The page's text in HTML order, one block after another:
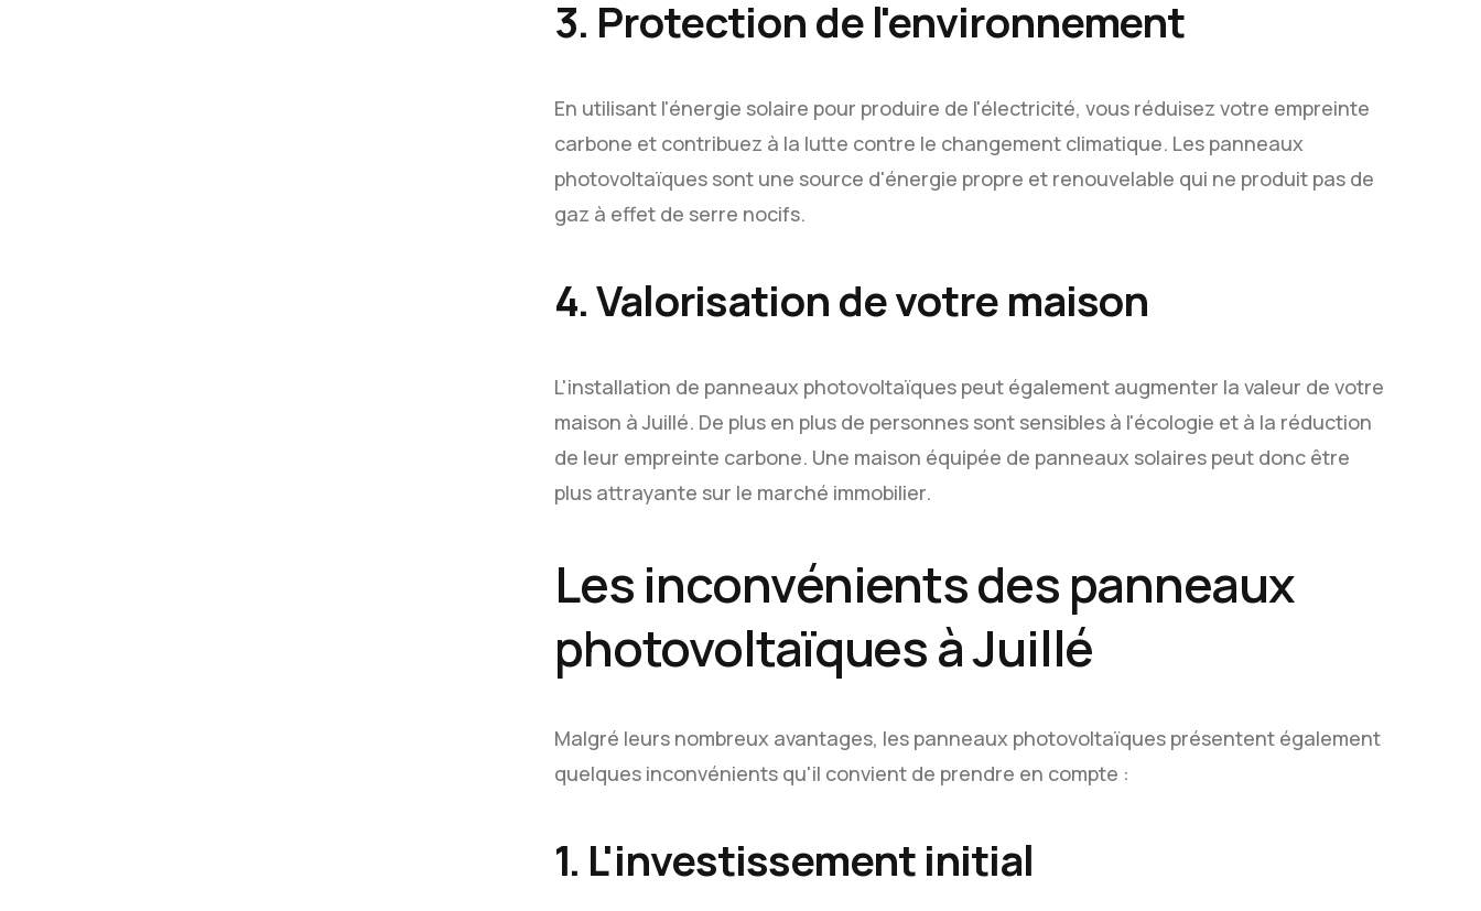
3. Protection de l'environnement
En utilisant l'énergie solaire pour produire de l'électricité, vous réduisez votre empreinte
carbone et contribuez à la lutte contre le changement climatique. Les panneaux
photovoltaïques sont une source d'énergie propre et renouvelable qui ne produit pas de
gaz à effet de serre nocifs.
4. Valorisation de votre maison
L'installation de panneaux photovoltaïques peut également augmenter la valeur de votre
maison à Juillé. De plus en plus de personnes sont sensibles à l'écologie et à la réduction
de leur empreinte carbone. Une maison équipée de panneaux solaires peut donc être
plus attrayante sur le marché immobilier.
Les inconvénients des panneaux
photovoltaïques à Juillé
Malgré leurs nombreux avantages, les panneaux photovoltaïques présentent également
quelques inconvénients qu'il convient de prendre en compte :
1. L'investissement initial